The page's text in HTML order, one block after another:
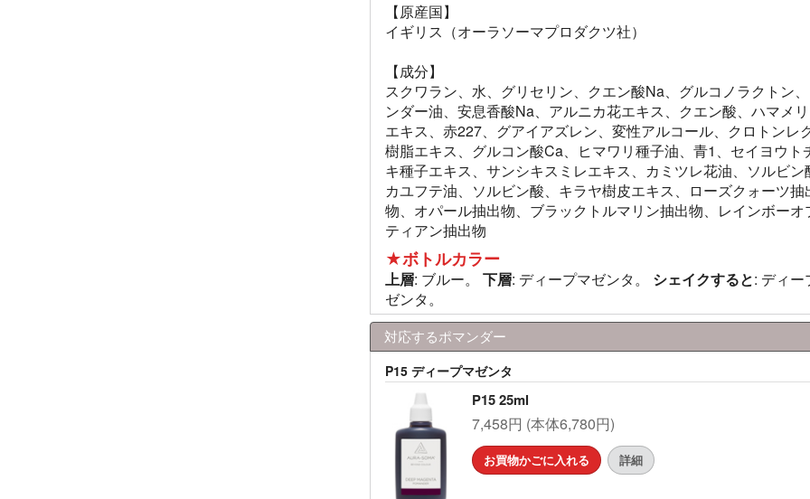
【原産国】
イギリス（オーラソーマプロダクツ社）
【成分】
スクワラン、水、グリセリン、クエン酸Na、グルコノラクトン
ンダー油、安息香酸Na、アルニカ花エキス、クエン酸、ハマメ
エキス、赤227、グアイアズレン、変性アルコール、クロトンレ
樹脂エキス、グルコン酸Ca、ヒマワリ種子油、青1、セイヨウト
キ種子エキス、サンシキスミレエキス、カミツレ花油、ソルビン
カユフテ油、ソルビン酸、キラヤ樹皮エキス、ローズクォーツ抽
物、オパール抽出物、ブラックトルマリン抽出物、レインボーオ
ティアン抽出物
★ボトルカラー
上層: ブルー。 下層: ディープマゼンタ。 シェイクすると: ディー
ゼンタ。
対応するポマンダー
P15 ディープマゼンタ
P15 25ml
7,458円 (本体6,780円)
お買物かごに入れる 詳細